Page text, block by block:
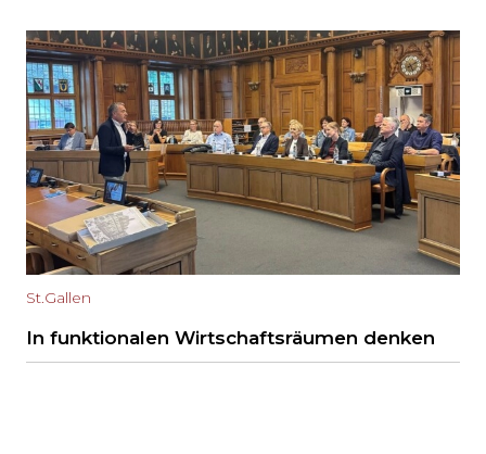
St.Gallen
In funktionalen Wirtschaftsräumen denken